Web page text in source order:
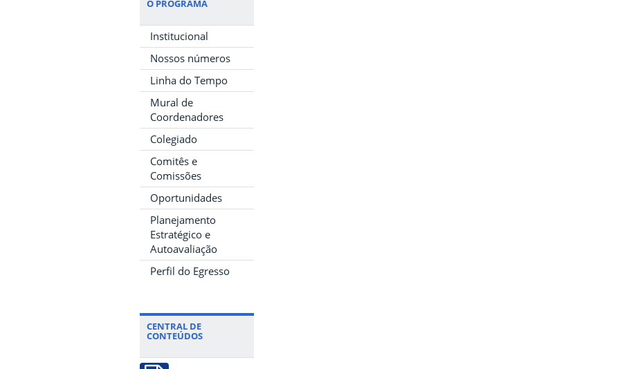
O PROGRAMA
Institucional
Nossos números
Linha do Tempo
Mural de
Coordenadores
Colegiado
Comitês e
Comissões
Oportunidades
Planejamento
Estratégico e
Autoavaliação
Perfil do Egresso
CENTRAL DE
CONTEÚDOS